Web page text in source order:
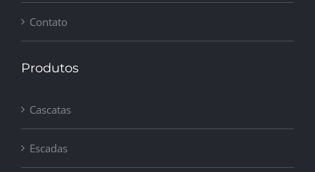
Contato
Produtos
Cascatas
Escadas